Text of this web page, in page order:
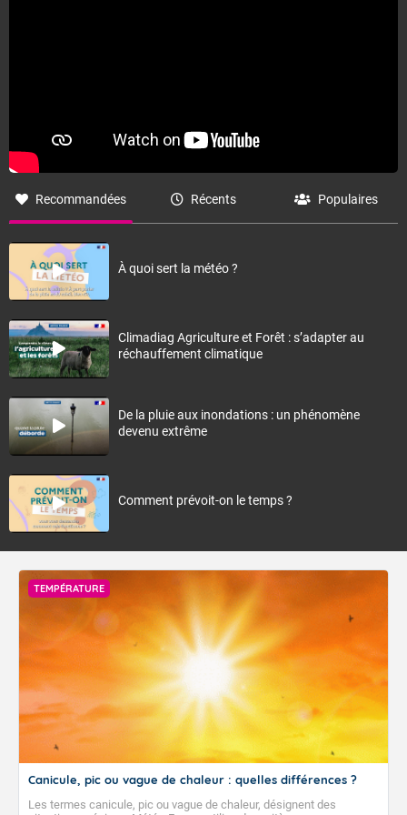
Recommandées Récents Populaires
À quoi sert la météo ?
Climadiag Agriculture et Forêt : s’adapter au
réchauffement climatique
De la pluie aux inondations : un phénomène
devenu extrême
Comment prévoit-on le temps ?
TEMPÉRATURE
Canicule, pic ou vague de chaleur : quelles différences ?
Les termes canicule, pic ou vague de chaleur, désignent des